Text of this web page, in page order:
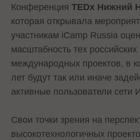
КонференцияTEDx Нижний
которая открывала
участникам iCamp Russia
масштабность тех российских
международных проектов, в
лет будут так или иначе
активные пользователи сети
Свои точки зрения на
высокотехнологичных